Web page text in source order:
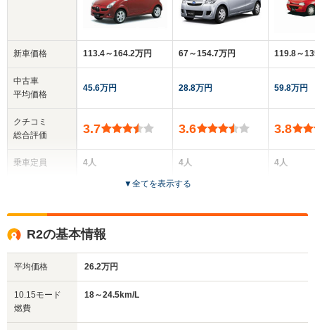
新車価格
中古車
平均価格
クチコミ
総合評価
乗車定員
サイズ
(全長x全幅x全高)
113.4～164.2万円
45.6万円
3.7
4人
全幅
1.48m
67～154.7万円
28.8万円
3.6
4人
3～5ドア
119.8～
59.8万円
3.8
4人
▼全てを表示する
R2の基本情報
平均価格 26.2万円
10.15モード
燃費
18～24.5km/L